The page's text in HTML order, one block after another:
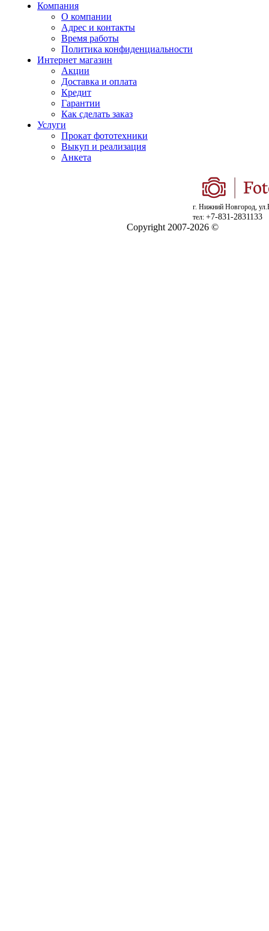
Компания
О компании
Адрес и контакты
Время работы
Политика конфиденциальности
Интернет магазин
Акции
Доставка и оплата
Кредит
Гарантии
Как сделать заказ
Услуги
Прокат фототехники
Выкуп и реализация
Анкета
г. Нижний Новгород,
тел: +7-831-2831133
Copyright 2007-2026 ©